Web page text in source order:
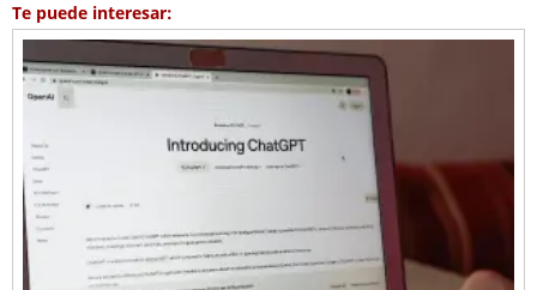
Te puede interesar: